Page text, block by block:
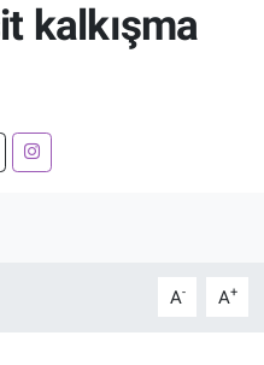
kalkışma
A- A+
Haritası
ve Fikstür